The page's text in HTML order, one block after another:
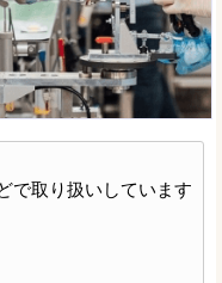
で取り扱いしています